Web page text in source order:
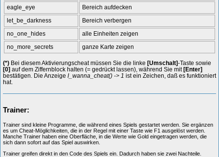
eagle_eye
Bereich aufdecken
let_be_darkness
Bereich verbergen
no_one_hides
alle Einheiten zeigen
no_more_secrets
ganze Karte zeigen
(*) Bei diesem Aktivierungscheat müssen Sie die linke [Umschalt]-Taste sowie
[0] auf dem Ziffernblock halten (= gedrückt lassen), während Sie mit[Enter]
bestätigen. Die Anzeige I_wanna_cheat() -> 1 ist ein Zeichen, daß es funktioniert
hat.
Trainer:
Trainer sind kleine Programme, die während eines Spiels gestartet werden. Sie ergänzen
es um Cheat-Möglichkeiten, die in der Regel mit einer Taste wie F1 ausgelöst werden.
Manche Trainer haben eine Oberfläche, in die Werte wie Gold eingetragen werden, die
sich dann sofort auf das Spiel auswirken.
Trainer greifen direkt in den Code des Spiels ein. Dadurch haben sie zwei Nachteile.